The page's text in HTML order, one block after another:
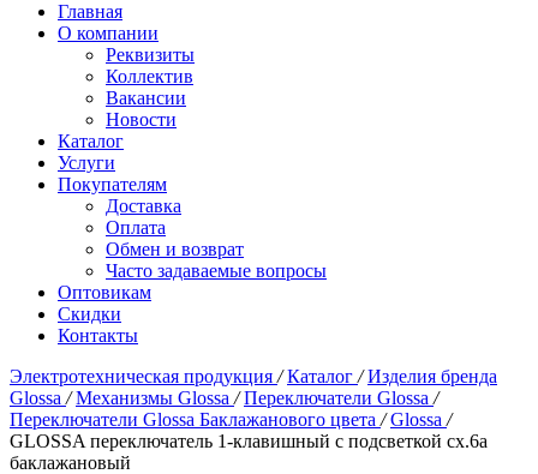
Главная
О компании
Реквизиты
Коллектив
Вакансии
Новости
Каталог
Услуги
Покупателям
Доставка
Оплата
Обмен и возврат
Часто задаваемые вопросы
Оптовикам
Скидки
Контакты
Электротехническая продукция / Каталог / Изделия бренда
Glossa / Механизмы Glossa / Переключатели Glossa /
Переключатели Glossa Баклажанового цвета / Glossa /
GLOSSA переключатель 1-клавишный с подсветкой сх.6а
баклажановый